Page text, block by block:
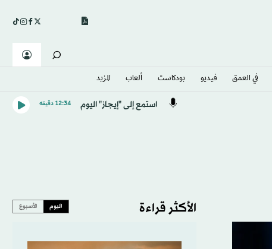
في العمق فيديو بودكاست ألعاب المزيد
استمع إلى "إيجاز" اليوم 12:34 دقيقه
الأكثر قراءة اليوم الأسبوع